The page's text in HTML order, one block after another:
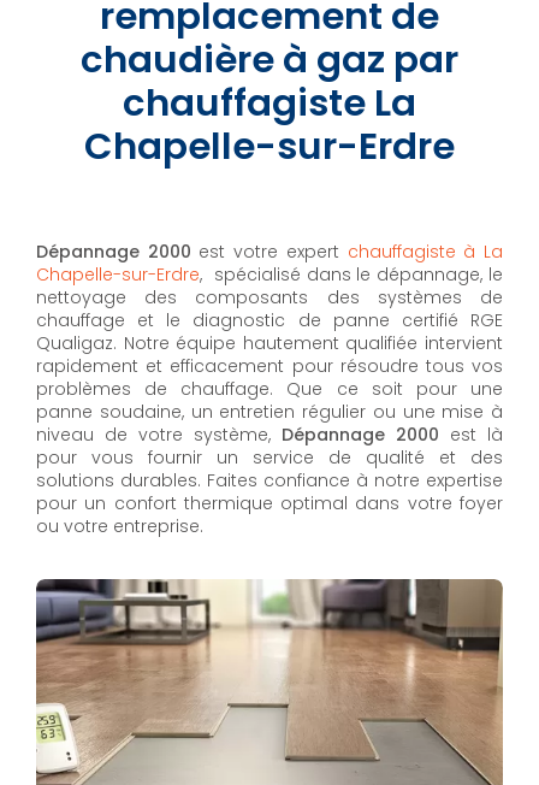
remplacement de
chaudière à gaz par
chauffagiste La
Chapelle-sur-Erdre
Dépannage 2000 est votre expert chauffagiste à La
Chapelle-sur-Erdre, spécialisé dans le dépannage, le
nettoyage des composants des systèmes de
chauffage et le diagnostic de panne certifié RGE
Qualigaz. Notre équipe hautement qualifiée intervient
rapidement et efficacement pour résoudre tous vos
problèmes de chauffage. Que ce soit pour une
panne soudaine, un entretien régulier ou une mise à
niveau de votre système, Dépannage 2000 est là
pour vous fournir un service de qualité et des
solutions durables. Faites confiance à notre expertise
pour un confort thermique optimal dans votre foyer
ou votre entreprise.